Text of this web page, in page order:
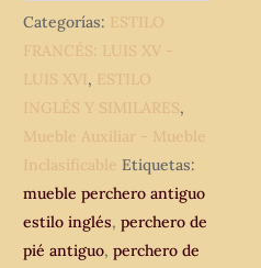
perchero
antiguo
estilo
inglés.
cantidad
Categorías: ESTILO
FRANCÉS: LUIS XV -
LUIS XVI, ESTILO
INGLÉS Y SIMILARES,
Mueble Auxiliar - Mueble
Inclasificable Etiquetas:
mueble perchero antiguo
estilo inglés,perchero de
pié antiguo,perchero de